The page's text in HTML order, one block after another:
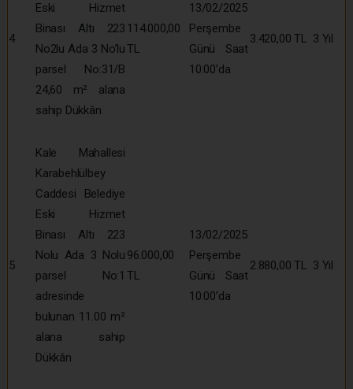
4
Eski Hizmet
Binası Altı 223
No2lu Ada 3 No’lu
parsel No:31/B
24,60 m² alana
sahip Dükkân
114.000,00
TL
13/02/2025
Perşembe
Günü Saat
10:00’da
3.420,00 TL 3 Yıl
5
Kale Mahallesi
Karabehlülbey
Caddesi Belediye
Eski Hizmet
Binası Altı 223
Nolu Ada 3 Nolu
parsel No:1
adresinde
bulunan 11.00 m²
alana sahip
Dükkân
96.000,00
TL
13/02/2025
Perşembe
Günü Saat
10:00’da
2.880,00 TL 3 Yıl